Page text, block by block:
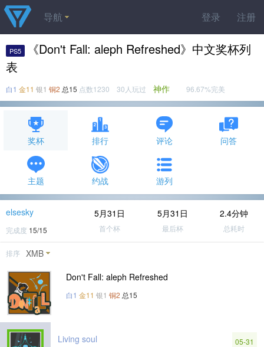
登录 注册
导航
PS5
《Don't Fall: aleph Refreshed》中文奖杯列
表
白1 金11 银1 铜2 总15 点数1230 30人玩过 神作 96.67%完美
奖杯 排行 评论 问答
主题 约战 游列
elsesky
完成度 15/15
5月31日
首个杯
5月31日
最后杯
2.4分钟
总耗时
排序 XMB
Don't Fall: aleph Refreshed
白1 金11 银1 铜2 总15
Living soul
05-31